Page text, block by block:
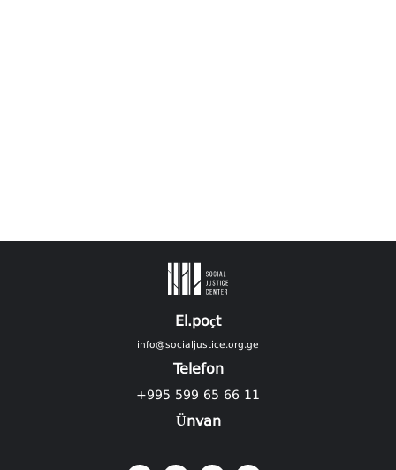
El.poçt
info@socialjustice.org.ge
Telefon
+995 599 65 66 11
Ünvan